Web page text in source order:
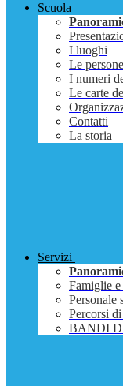
Scuola
I luoghi
Le persone
I numeri
Le carte
Contatti
La storia
Servizi
Famiglie e
Personale
Percorsi
BANDI